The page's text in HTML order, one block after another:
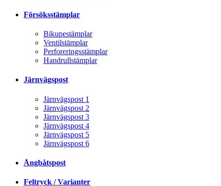
Försöksstämplar
Bikupestämplar
Ventilstämplar
Perforeringsstämplar
Handrullstämplar
Järnvägspost
Järnvägspost 1
Järnvägspost 2
Järnvägspost 3
Järnvägspost 4
Järnvägspost 5
Järnvägspost 6
Ångbåtspost
Feltryck / Varianter